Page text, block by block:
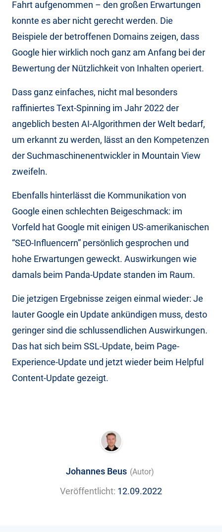
Fahrt aufgenommen – den großen Erwartungen
konnte es aber nicht gerecht werden. Die
Beispiele der betroffenen Domains zeigen, dass
Google hier wirklich noch ganz am Anfang bei der
Bewertung der Nützlichkeit von Inhalten operiert.
Dass ganz einfaches, nicht mal besonders
raffiniertes Text-Spinning im Jahr 2022 der
angeblich besten AI-Algorithmen der Welt bedarf,
um erkannt zu werden, lässt an den Kompetenzen
der Suchmaschinenentwickler in Mountain View
zweifeln.
Ebenfalls hinterlässt die Kommunikation von
Google einen schlechten Beigeschmack: im
Vorfeld hat Google mit einigen US-amerikanischen
“SEO-Influencern” persönlich gesprochen und
hohe Erwartungen geweckt. Auswirkungen wie
damals beim Panda-Update standen im Raum.
Die jetzigen Ergebnisse zeigen einmal wieder: Je
lauter Google ein Update ankündigen muss, desto
geringer sind die schlussendlichen Auswirkungen.
Das hat sich beim SSL-Update, beim Page-
Experience-Update und jetzt wieder beim Helpful
Content-Update gezeigt.
Johannes Beus (Autor)
Veröffentlicht: 12.09.2022